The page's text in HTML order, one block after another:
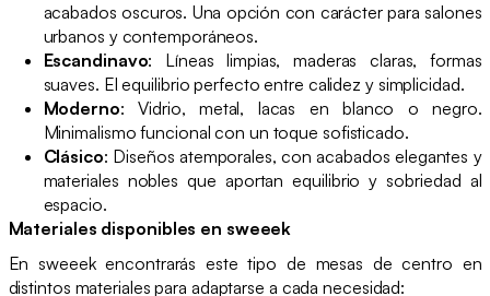
acabados oscuros. Una opción con carácter para salones
urbanos y contemporáneos.
Escandinavo: Líneas limpias, maderas claras, formas
suaves. El equilibrio perfecto entre calidez y simplicidad.
Moderno: Vidrio, metal, lacas en blanco o negro.
Minimalismo funcional con un toque sofisticado.
Clásico: Diseños atemporales, con acabados elegantes y
materiales nobles que aportan equilibrio y sobriedad al
espacio.
Materiales disponibles en sweeek
En sweeek encontrarás este tipo de mesas de centro en
distintos materiales para adaptarse a cada necesidad: